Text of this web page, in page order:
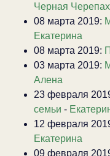
Черная
08 марта 2019:
Екатерина
08 марта 2019:
03 марта 2019:
Алена
23 февраля
семьи -
12 февраля
Екатерина
09 февраля